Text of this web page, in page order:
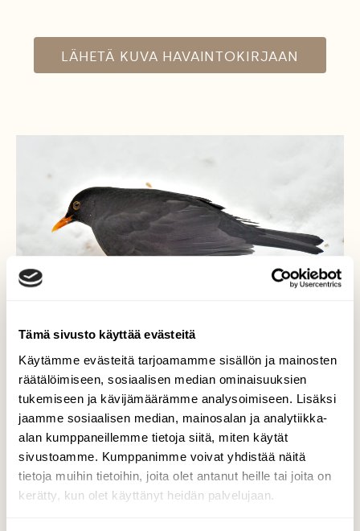
Tämä sivusto käyttää evästeitä
Käytämme evästeitä tarjoamamme sisällön ja mainosten
räätälöimiseen, sosiaalisen median ominaisuuksien
tukemiseen ja kävijämäärämme analysoimiseen. Lisäksi
jaamme sosiaalisen median, mainosalan ja analytiikka-
alan kumppaneillemme tietoja siitä, miten käytät
sivustoamme. Kumppanimme voivat yhdistää näitä
tietoja muihin tietoihin, joita olet antanut heille tai joita on
kerätty, kun olet käyttänyt heidän palvelujaan.
LÄHETÄ KUVA HAVAINTOKIRJAAN
Talvehtiva mustarastas
Syö lumelle karisseita siemeniä.
Valokuvaaja: Reijo Juurinen, Veikkola Joulukuu